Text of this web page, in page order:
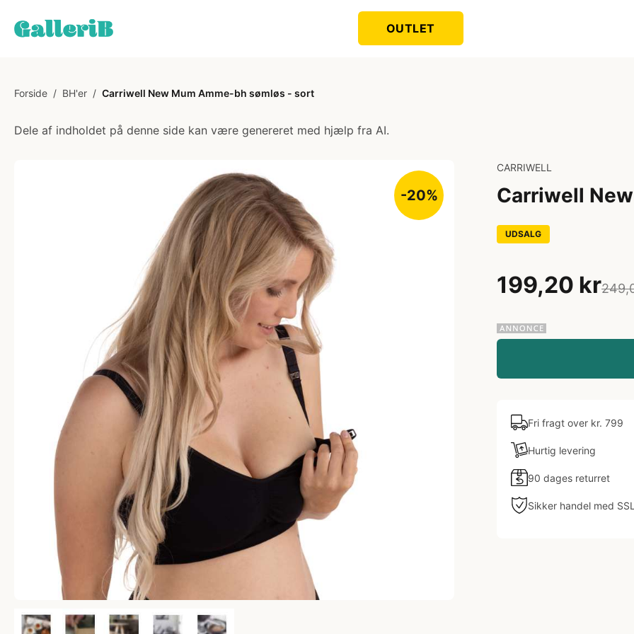
OUTLET
Forside / BH'er / Carriwell New Mum Amme-bh sømløs - sort
Dele af indholdet på denne side kan være genereret med hjælp fra AI.
-20%
CARRIWELL
Carriwell
UDSALG
199,20 kr
Fri fragt over kr. 799
Hurtig levering
90 dages returret
Sikker handel med SSL